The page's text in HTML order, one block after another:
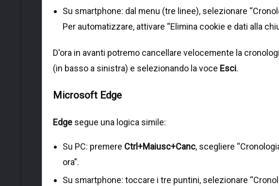
Su smartphone: dal menu (tre linee), selezionare
Per automatizzare, attivare “Elimina cookie e dati alla
D'ora in avanti potremo cancellare velocemente la
(in basso a sinistra) e selezionando la voce Esci.
Microsoft Edge
Edge segue una logica simile:
Su PC: premere Ctrl+Maiusc+Canc, scegliere
ora”.
Su smartphone: toccare i tre puntini, selezionare